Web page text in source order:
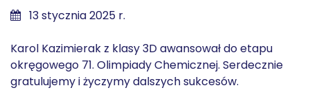
13 stycznia 2025 r.
Karol Kazimierak z klasy 3D awansował do etapu
okręgowego 71. Olimpiady Chemicznej. Serdecznie
gratulujemy i życzymy dalszych sukcesów.